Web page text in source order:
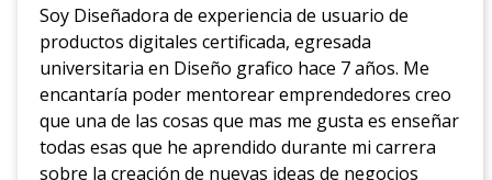
Soy Diseñadora de experiencia de usuario de
productos digitales certificada, egresada
universitaria en Diseño grafico hace 7 años. Me
encantaría poder mentorear emprendedores creo
que una de las cosas que mas me gusta es enseñar
todas esas que he aprendido durante mi carrera
sobre la creación de nuevas ideas de negocios